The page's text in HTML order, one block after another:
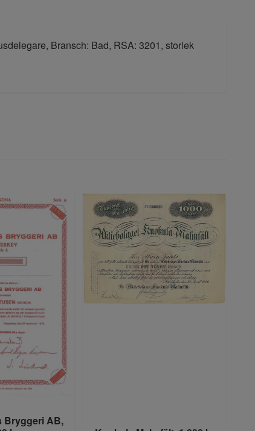
Bransch: Bad, RSA: 3201, storlek
Bryggeri AB,